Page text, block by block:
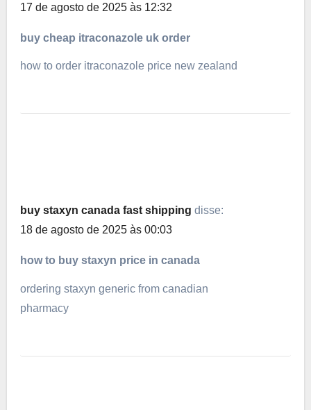
17 de agosto de 2025 às 12:32
buy cheap itraconazole uk order
how to order itraconazole price new zealand
buy staxyn canada fast shipping disse:
18 de agosto de 2025 às 00:03
how to buy staxyn price in canada
ordering staxyn generic from canadian
pharmacy